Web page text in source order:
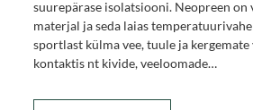
suurepärase isolatsiooni. Neopreen on
materjal ja seda laias
sportlast külma vee, tuule ja kergemate
kontaktis nt kivide, veeloomade…